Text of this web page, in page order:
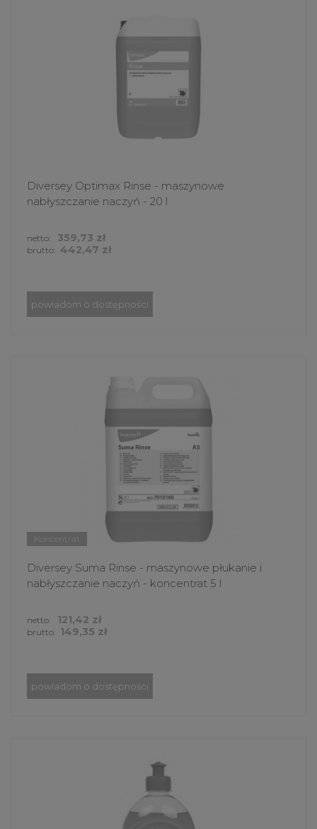
Diversey Optimax Rinse - maszynowe
nabłyszczanie naczyń - 20 l
brutto: 442,47 zł
netto: 359,73 zł
powiadom o dostępności
Koncentrat
Diversey Suma Rinse - maszynowe płukanie i
nabłyszczanie naczyń - koncentrat 5 l
brutto: 149,35 zł
netto: 121,42 zł
powiadom o dostępności